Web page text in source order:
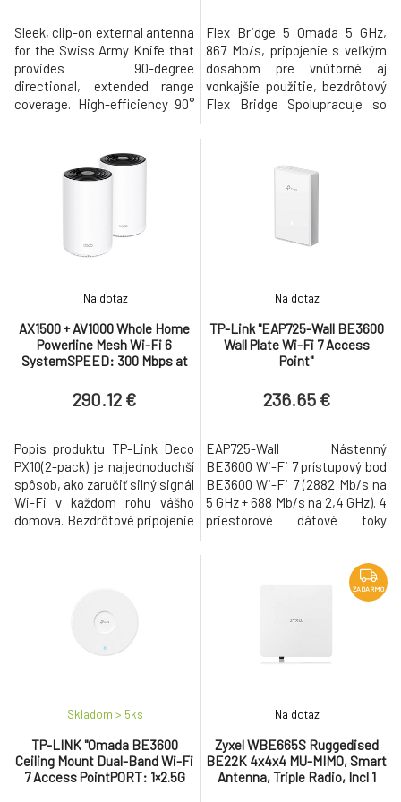
Sleek, clip-on external antenna
for the Swiss Army Knife that
provides 90-degree
directional, extended range
coverage. High-efficiency 90°
extended range coverage Clip-
on attachment with support
Weatherproof (outdoor
exposed)
Flex Bridge 5 Omada 5 GHz,
867 Mb/s, pripojenie s veľkým
dosahom pre vnútorné aj
vonkajšie použitie, bezdrôtový
Flex Bridge Spolupracuje so
Multipoint: Podporuje
prepojenie medzi zariadeniami
AX1500 + AV1000 Whole Home
Powerline Mesh Wi-Fi 6
SystemSPEED: 300 Mbps at
1000 Mbps PowerlineS
Na dotaz
290.12 €
Popis produktu TP-Link Deco
PX10(2-pack) je najjednoduchší
spôsob, ako zaručiť silný signál
Wi-Fi v každom rohu vášho
domova. Bezdrôtové pripojenie
poskytujú ešte vyššiu sieťovú
rýchlosť a skutočne
bezproblémové pokrytie. Chc
TP-Link "EAP725-Wall BE3600
Wall Plate Wi-Fi 7 Access
Point"
Na dotaz
236.65 €
EAP725-Wall Nástenný
BE3600 Wi-Fi 7 prístupový bod
BE3600 Wi-Fi 7 (2882 Mb/s na
5 GHz + 688 Mb/s na 2,4 GHz). 4
priestorové dátové toky
priechodný port + 2× Gigabitové
RJ45 porty. Šírka pásma 160
súbežných prenosov. Multi-RU
TP-LINK "Omada BE3600
Ceiling Mount Dual-Band Wi-Fi
7 Access PointPORT: 1×2.5G
Skladom > 5ks
ZADARMO
Zyxel WBE665S Ruggedised
BE22K 4x4x4 MU-MIMO, Smart
Antenna, Triple Radio, Incl 1
Na dotaz